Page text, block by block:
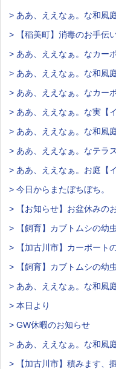
> ああ、ええなぁ。な和風
> 【稲美町】消毒のお手伝
> ああ、ええなぁ。なカー
> ああ、ええなぁ。な和風
> ああ、ええなぁ。なカー
> ああ、ええなぁ。な実【
> ああ、ええなぁ。な和風
> ああ、ええなぁ。なテラ
> ああ、ええなぁ。お庭【
> 今日からまたぼちぼち。
> 【お知らせ】お盆休みの
> 【飼育】カブトムシの幼
> 【加古川市】カーポート
> 【飼育】カブトムシの幼
> ああ、ええなぁ。な和風
> 本日より
> GW休暇のお知らせ
> ああ、ええなぁ。な和風
> 【加古川市】積みます、